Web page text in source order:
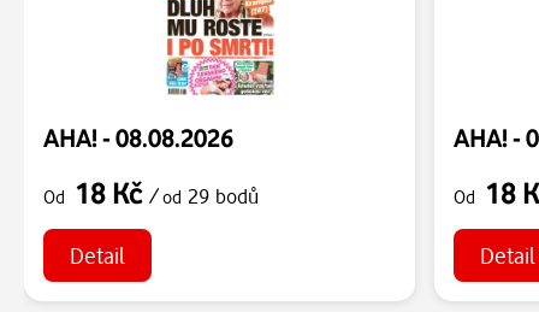
AHA! - 08.08.2026
Od 18 Kč /od 29 bodů
Detail
AHA! -
Od 18
Detail